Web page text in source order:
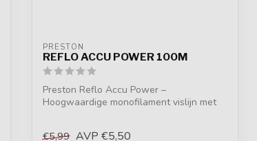
PRESTON
REFLO ACCU POWER 100M
Preston Reflo Accu Power –
Hoogwaardige monofilament vislijn met
€5,99 AVP €5,50